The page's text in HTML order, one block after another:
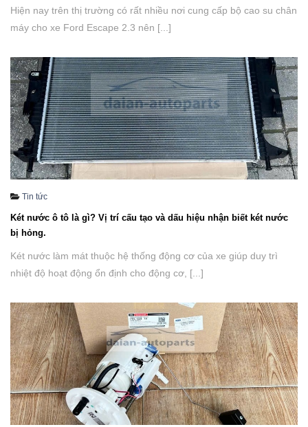
Hiện nay trên thị trường có rất nhiều nơi cung cấp bộ cao su chân
máy cho xe Ford Escape 2.3 nên [...]
Tin tức
Két nước ô tô là gì? Vị trí cấu tạo và dấu hiệu nhận biết két nước
bị hỏng.
Két nước làm mát thuộc hệ thống động cơ của xe giúp duy trì
nhiệt độ hoạt động ổn định cho động cơ, [...]